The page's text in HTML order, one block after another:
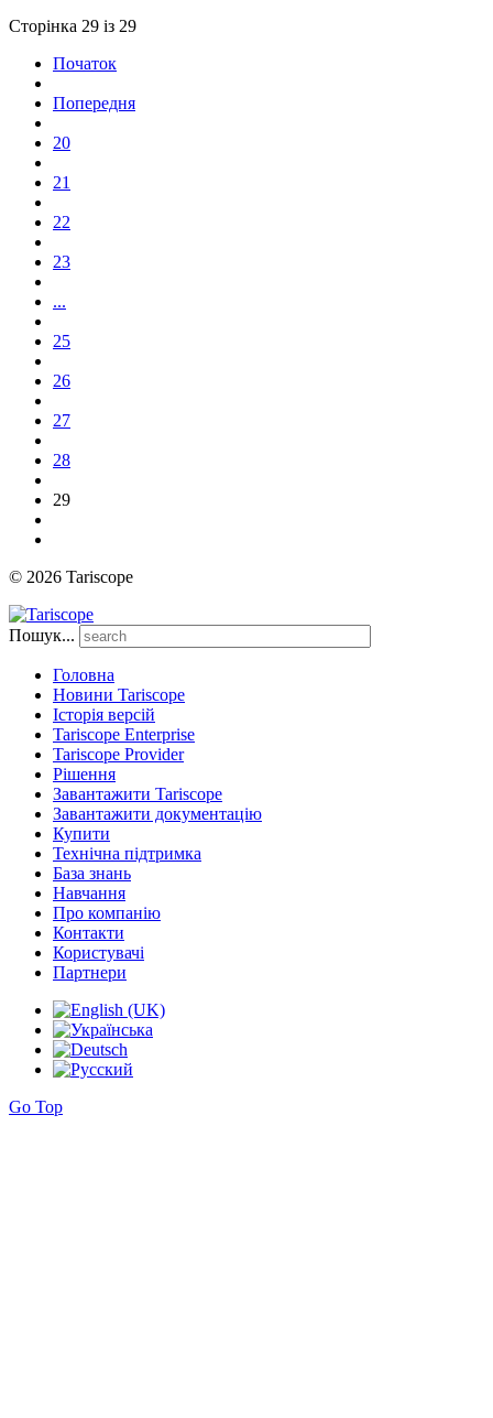
Сторінка 29 із 29
Початок
Попередня
20
21
22
23
...
25
26
27
28
29
© 2026 Tariscope
Пошук...
Головна
Новини Tariscope
Історія версій
Tariscope Enterprise
Tariscope Provider
Рішення
Завантажити Tariscope
Завантажити документацію
Купити
Технічна підтримка
База знань
Навчання
Про компанію
Контакти
Користувачі
Партнери
Go Top